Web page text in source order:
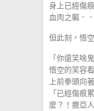
身上已經傷
血肉之軀．．
但此刻，悟
「你還笑啥
悟空的笑容
上前拳頭向
「已經傷痕
麼？！撒亞人